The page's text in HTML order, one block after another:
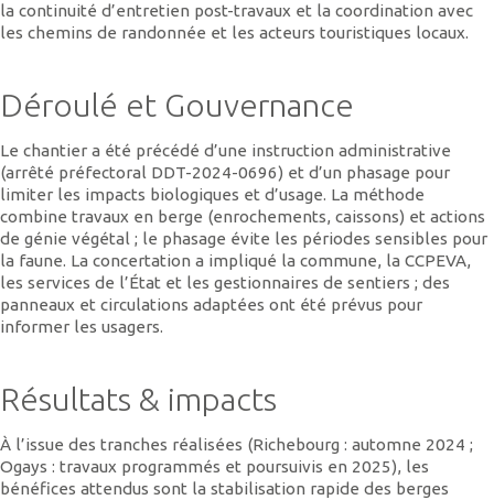
la continuité d’entretien post-travaux et la coordination avec
les chemins de randonnée et les acteurs touristiques locaux.
Déroulé et Gouvernance
Le chantier a été précédé d’une instruction administrative
(arrêté préfectoral DDT-2024-0696) et d’un phasage pour
limiter les impacts biologiques et d’usage. La méthode
combine travaux en berge (enrochements, caissons) et actions
de génie végétal ; le phasage évite les périodes sensibles pour
la faune. La concertation a impliqué la commune, la CCPEVA,
les services de l’État et les gestionnaires de sentiers ; des
panneaux et circulations adaptées ont été prévus pour
informer les usagers.
Résultats & impacts
À l’issue des tranches réalisées (Richebourg : automne 2024 ;
Ogays : travaux programmés et poursuivis en 2025), les
bénéfices attendus sont la stabilisation rapide des berges